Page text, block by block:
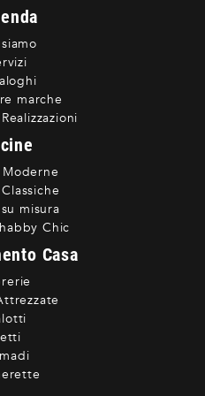
marche
misura
Chic
Casa